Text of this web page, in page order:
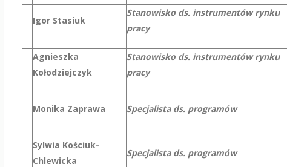
Igor Stasiuk
Stanowisko ds. instrumentów rynku
pracy
Agnieszka
Kołodziejczyk
Stanowisko ds. instrumentów rynku
pracy
Monika Zaprawa Specjalista ds. programów
Sylwia Kościuk-
Chlewicka
Specjalista ds. programów